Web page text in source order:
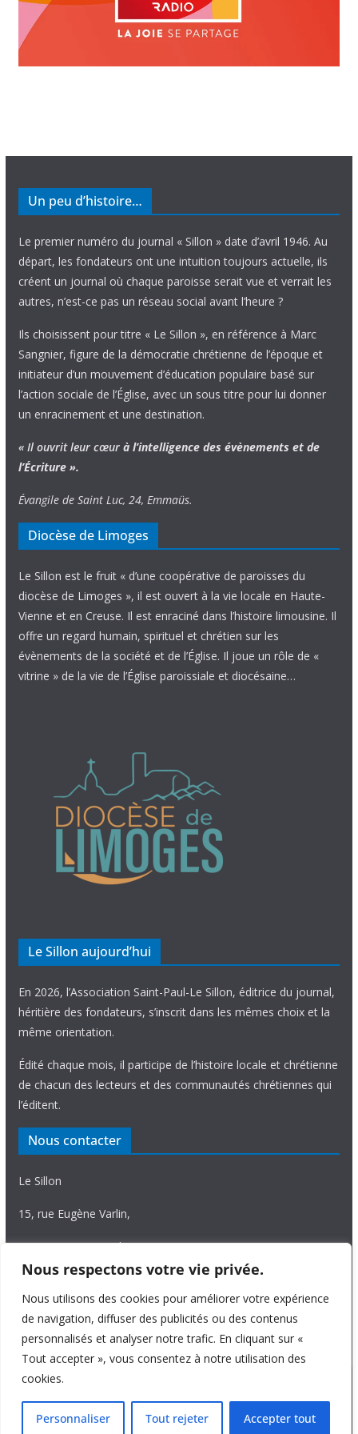
Nous respectons votre vie privée.
Nous utilisons des cookies pour améliorer votre expérience
de navigation, diffuser des publicités ou des contenus
personnalisés et analyser notre trafic. En cliquant sur «
Tout accepter », vous consentez à notre utilisation des
cookies.
Personnaliser Tout rejeter Accepter tout
Un peu d’histoire…
Le premier numéro du journal « Sillon » date d’avril 1946. Au
départ, les fondateurs ont une intuition toujours actuelle, ils
créent un journal où chaque paroisse serait vue et verrait les
autres, n’est-ce pas un réseau social avant l’heure ?
Ils choisissent pour titre « Le Sillon », en référence à Marc
Sangnier, figure de la démocratie chrétienne de l’époque et
initiateur d’un mouvement d’éducation populaire basé sur
l’action sociale de l’Église, avec un sous titre pour lui donner
un enracinement et une destination.
« Il ouvrit leur cœur à l’intelligence des évènements et de
l’Écriture ».
Évangile de Saint Luc, 24, Emmaüs.
Diocèse de Limoges
Le Sillon est le fruit « d’une coopérative de paroisses du
diocèse de Limoges », il est ouvert à la vie locale en Haute-
Vienne et en Creuse. Il est enraciné dans l’histoire limousine. Il
offre un regard humain, spirituel et chrétien sur les
évènements de la société et de l’Église. Il joue un rôle de «
vitrine » de la vie de l’Église paroissiale et diocésaine…
Le Sillon aujourd’hui
En 2026, l’Association Saint-Paul-Le Sillon, éditrice du journal,
héritière des fondateurs, s’inscrit dans les mêmes choix et la
même orientation.
Édité chaque mois, il participe de l’histoire locale et chrétienne
de chacun des lecteurs et des communautés chrétiennes qui
l’éditent.
Nous contacter
Le Sillon
15, rue Eugène Varlin,
87036 Limoges Cedex.
Tél. 05 55 06 14 15
Nous écrire
Copyright © 2026 Le Sillon
. All rights reserved.